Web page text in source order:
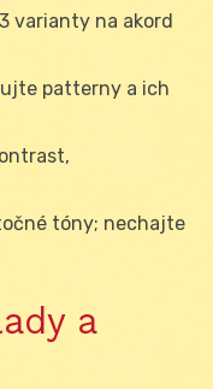
varianty na akord
patterny a ich
tóny; nechajte
a